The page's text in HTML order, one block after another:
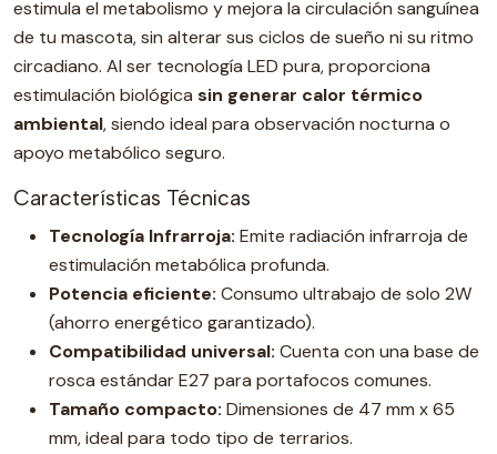
estimula el metabolismo y mejora la circulación sanguínea
de tu mascota, sin alterar sus ciclos de sueño ni su ritmo
circadiano. Al ser tecnología LED pura, proporciona
estimulación biológica sin generar calor térmico
ambiental, siendo ideal para observación nocturna o
apoyo metabólico seguro.
Características Técnicas
Tecnología Infrarroja: Emite radiación infrarroja de
estimulación metabólica profunda.
Potencia eficiente: Consumo ultrabajo de solo 2W
(ahorro energético garantizado).
Compatibilidad universal: Cuenta con una base de
rosca estándar E27 para portafocos comunes.
Tamaño compacto: Dimensiones de 47 mm x 65
mm, ideal para todo tipo de terrarios.